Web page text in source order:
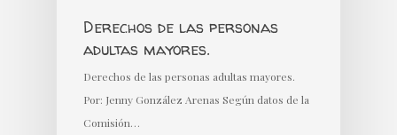
Derechos de las personas
adultas mayores.
Derechos de las personas adultas mayores.
Por: Jenny González Arenas Según datos de la
Comisión…